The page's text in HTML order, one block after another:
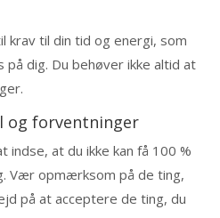
krav til din tid og energi, som
dig. Du behøver ikke altid at
og forventninger
indse, at du ikke kan få 100 %
Vær opmærksom på de ting,
på at acceptere de ting, du